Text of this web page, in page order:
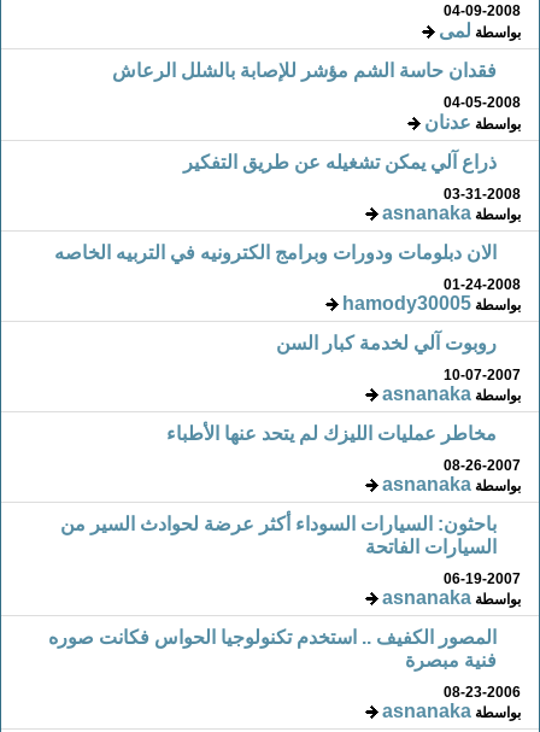
04-09-2008
بواسطةلمى
فقدان حاسة الشم مؤشر للإصابة بالشلل الرعاش
04-05-2008
بواسطةعدنان
ذراع آلي يمكن تشغيله عن طريق التفكير
03-31-2008
بواسطةasnanaka
الان دبلومات ودورات وبرامج الكترونيه في التربيه الخاصه
01-24-2008
بواسطةhamody30005
روبوت آلي لخدمة كبار السن
10-07-2007
بواسطةasnanaka
مخاطر عمليات الليزك لم يتحد عنها الأطباء
08-26-2007
بواسطةasnanaka
باحثون: السيارات السوداء أكثر عرضة لحوادث السير من
السيارات الفاتحة
06-19-2007
بواسطةasnanaka
المصور الكفيف .. استخدم تكنولوجيا الحواس فكانت صوره
فنية مبصرة
08-23-2006
بواسطةasnanaka